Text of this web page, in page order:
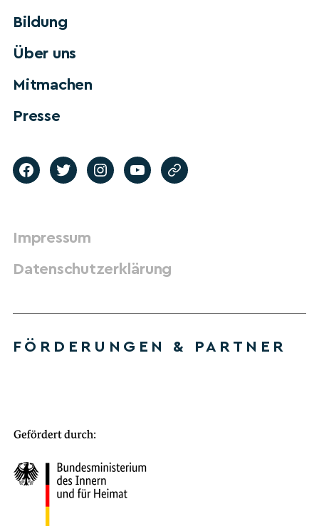
Bildung
Über uns
Mitmachen
Presse
Impressum
Datenschutzerklärung
FÖRDERUNGEN & PARTNER